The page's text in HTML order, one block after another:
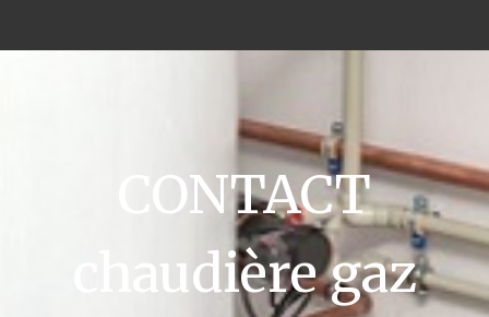
CONTACT
chaudière gaz